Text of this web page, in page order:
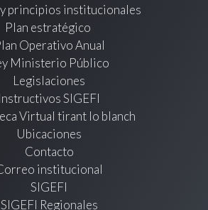
principios institucionales
Plan estratégico
Operativo Anual
Ministerio Público
Legislaciones
Instructivos SIGEFI
Virtual tirant lo blanch
Ubicaciones
Contacto
institucional
SIGEFI
SIGEFI Regionales